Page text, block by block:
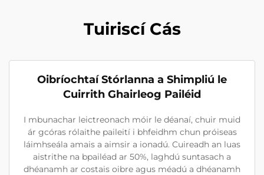
Tuiriscí Cás
Oibríochtaí Stórlanna a Shimpliú le
Cuirrith Ghairleog Pailéid
I mbunachar leictreonach móir le déanaí, chuir muid
ár gcóras rólaithe paileití i bhfeidhm chun próiseas
láimhseála amais a aimsir a ionadú. Cuireadh an luas
aistrithe na bpailéad ar 50%, laghdú suntasach a
dhéanamh ar costais oibre agus méadú a dhéanamh